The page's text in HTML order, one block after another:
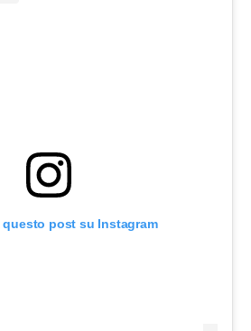
questo post su Instagram